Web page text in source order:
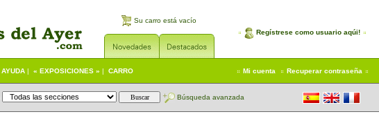
Su carro está vacío
Regístrese como usuario aqúi!
AYUDA | « EXPOSICIONES » | CARRO Mi cuenta Recuperar contraseña
Búsqueda avanzada